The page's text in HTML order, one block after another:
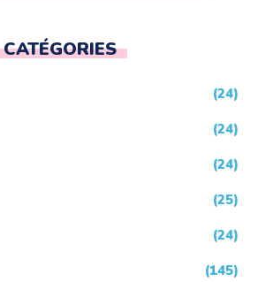
CATÉGORIES
(24)
(24)
(24)
(25)
(24)
(145)